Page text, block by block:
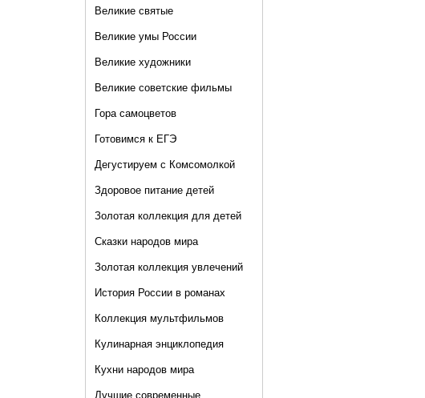
Великие святые
Великие умы России
Великие художники
Великие советские фильмы
Гора самоцветов
Готовимся к ЕГЭ
Дегустируем с Комсомолкой
Здоровое питание детей
Золотая коллекция для детей
Сказки народов мира
Золотая коллекция увлечений
История России в романах
Коллекция мультфильмов
Кулинарная энциклопедия
Кухни народов мира
Лучшие современные